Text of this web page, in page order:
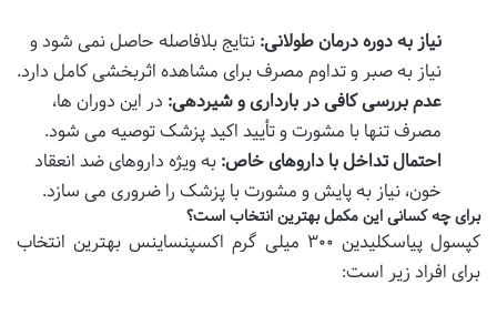
نیاز به دوره درمان طولانی: نتایج بلافاصله حاصل نمی شود و
نیاز به صبر و تداوم مصرف برای مشاهده اثربخشی کامل دارد.
عدم بررسی کافی در بارداری و شیردهی: در این دوران ها،
مصرف تنها با مشورت و تأیید اکید پزشک توصیه می شود.
احتمال تداخل با داروهای خاص: به ویژه داروهای ضد انعقاد
خون، نیاز به پایش و مشورت با پزشک را ضروری می سازد.
برای چه کسانی این مکمل بهترین انتخاب است؟
کپسول پیاسکلیدین ۳۰۰ میلی گرم اکسپنساینس بهترین انتخاب
برای افراد زیر است: